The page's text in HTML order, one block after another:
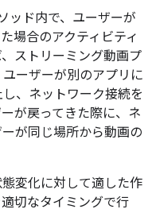
ッド内で、ユーザーが
場合のアクティビティ
ストリーミング動画プ
ーザーが別のアプリに
、ネットワーク接続を
が戻ってきた際に、ネ
が同じ場所から動画の
変化に対して適した作
切なタイミングで行